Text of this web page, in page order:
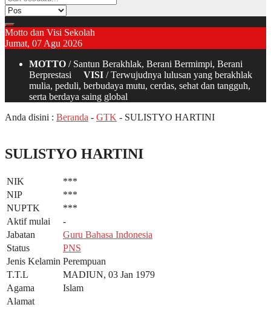
Motto dan Visi Sekolah
Jumat, 07 Agu 2026
MOTTO / Santun Berakhlak, Berani Bermimpi, Berani
Berprestasi VISI / Terwujudnya lulusan yang berakhlak
mulia, peduli, berbudaya mutu, cerdas, sehat dan tangguh,
serta berdaya saing global
Anda disini : Beranda - GTK - SULISTYO HARTINI
SULISTYO HARTINI
NIK
***
NIP
***
NUPTK
***
Aktif mulai
-
Jabatan
Guru Bahasa Indonesia
Status
PNS
Jenis Kelamin Perempuan
T.T.L
MADIUN, 03 Jan 1979
Agama
Islam
Alamat